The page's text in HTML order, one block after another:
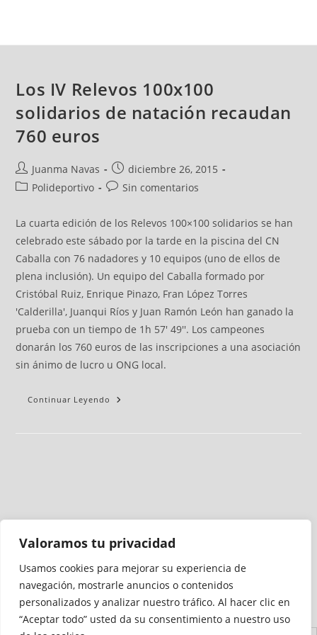
Valoramos tu privacidad
Usamos cookies para mejorar su experiencia de
navegación, mostrarle anuncios o contenidos
personalizados y analizar nuestro tráfico. Al hacer clic en
“Aceptar todo” usted da su consentimiento a nuestro uso
Los IV Relevos 100x100
solidarios de natación recaudan
760 euros
Juanma Navas
diciembre 26, 2015
Polideportivo
Sin comentarios
La cuarta edición de los Relevos 100×100 solidarios se han
celebrado este sábado por la tarde en la piscina del CN
Caballa con 76 nadadores y 10 equipos (uno de ellos de
plena inclusión). Un equipo del Caballa formado por
Cristóbal Ruiz, Enrique Pinazo, Fran López Torres
'Calderilla', Juanqui Ríos y Juan Ramón León han ganado la
prueba con un tiempo de 1h 57' 49''. Los campeones
donarán los 760 euros de las inscripciones a una asociación
sin ánimo de lucro u ONG local.
Continuar Leyendo
Medio auditado por